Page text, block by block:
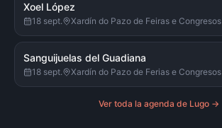
Xoel López
18 sept. Xardín do Pazo de Feiras e Congresos
Sanguijuelas del Guadiana
18 sept. Xardín do Pazo de Ferias e Congresos
Ver toda la agenda de Lugo →